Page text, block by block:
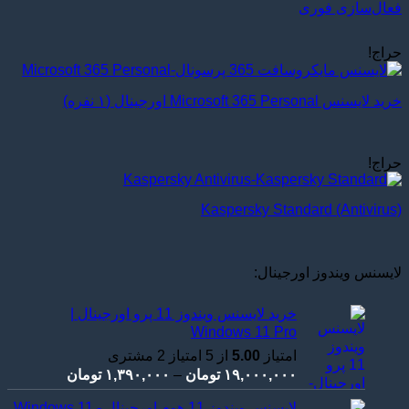
فعال‌سازی فوری
حراج!
خرید لایسنس Microsoft 365 Personal اورجینال (۱ نفره)
حراج!
Kaspersky Standard (Antivirus)
لایسنس ویندوز اورجینال:
خرید لایسنس ویندوز 11 پرو اورجینال |
Windows 11 Pro
امتیاز 5.00 از 5 امتیاز 2 مشتری
۱۹,۰۰۰,۰۰۰ تومان – ۱,۳۹۰,۰۰۰ تومان
range: